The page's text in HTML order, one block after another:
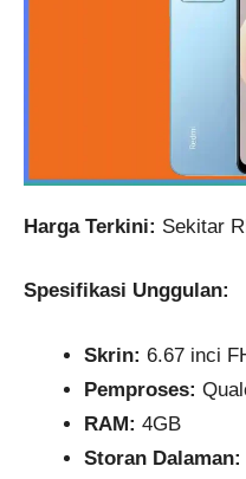
Harga Terkini: Sekitar
Spesifikasi Unggulan:
Skrin: 6.67 inci
Pemproses:
RAM: 4GB
Storan Dalaman: